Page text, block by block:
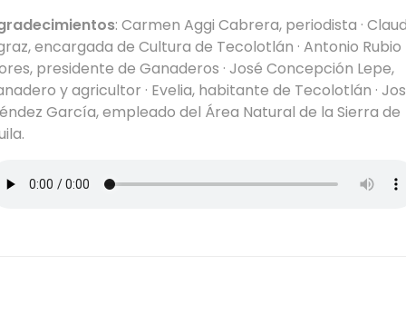
: Carmen Aggi Cabrera, periodista ·
encargada de Cultura de Tecolotlán · Antonio Rubio
presidente de Ganaderos · José Concepción Lepe,
y agricultor · Evelia, habitante de Tecolotlán ·
García, empleado del Área Natural de la Sierra de